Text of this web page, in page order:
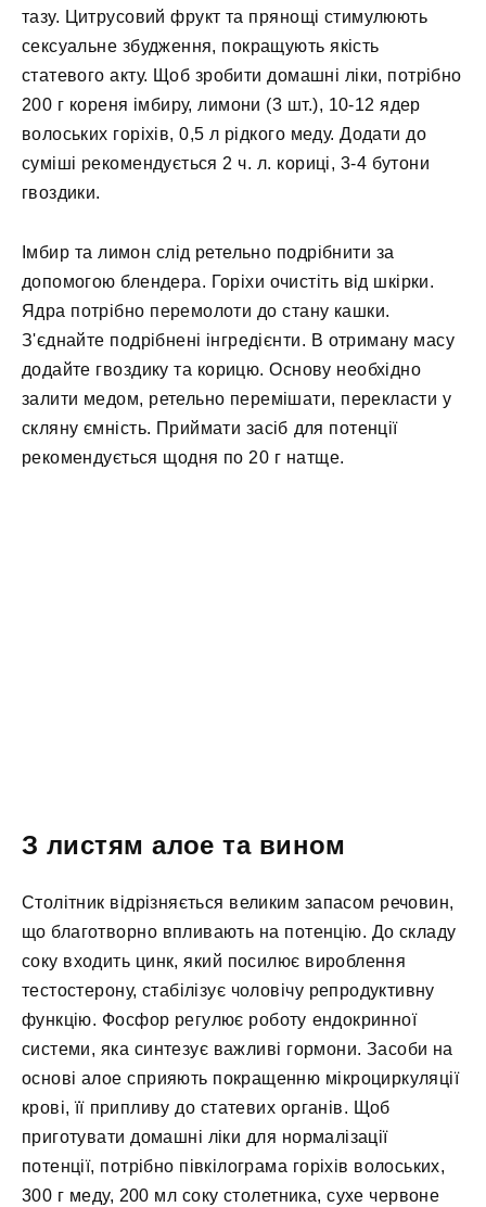
тазу. Цитрусовий фрукт та прянощі стимулюють
сексуальне збудження, покращують якість
статевого акту. Щоб зробити домашні ліки, потрібно
200 г кореня імбиру, лимони (3 шт.), 10-12 ядер
волоських горіхів, 0,5 л рідкого меду. Додати до
суміші рекомендується 2 ч. л. кориці, 3-4 бутони
гвоздики.
Імбир та лимон слід ретельно подрібнити за
допомогою блендера. Горіхи очистіть від шкірки.
Ядра потрібно перемолоти до стану кашки.
З'єднайте подрібнені інгредієнти. В отриману масу
додайте гвоздику та корицю. Основу необхідно
залити медом, ретельно перемішати, перекласти у
скляну ємність. Приймати засіб для потенції
рекомендується щодня по 20 г натще.
З листям алое та вином
Столітник відрізняється великим запасом речовин,
що благотворно впливають на потенцію. До складу
соку входить цинк, який посилює вироблення
тестостерону, стабілізує чоловічу репродуктивну
функцію. Фосфор регулює роботу ендокринної
системи, яка синтезує важливі гормони. Засоби на
основі алое сприяють покращенню мікроциркуляції
крові, її припливу до статевих органів. Щоб
приготувати домашні ліки для нормалізації
потенції, потрібно півкілограма горіхів волоських,
300 г меду, 200 мл соку столетника, сухе червоне